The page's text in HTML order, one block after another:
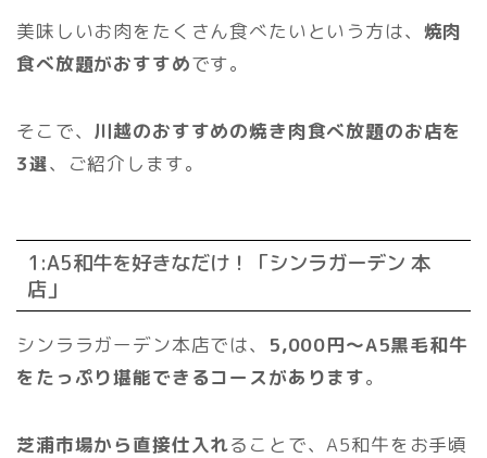
美味しいお肉をたくさん食べたいという方は、 焼肉
食べ放題がおすすめです。
そこで、 川越のおすすめの焼き肉食べ放題のお店を
3選、ご紹介します。
1:A5和牛を好きなだけ！「シンラガーデン 本
店」
シンララガーデン本店では、 5,000円～A5黒毛和牛
をたっぷり堪能できるコースがあります。
芝浦市場から直接仕入れることで、A5和牛をお手頃